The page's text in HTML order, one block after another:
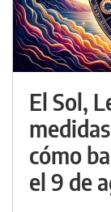
El Sol,
cómo
el 9 de